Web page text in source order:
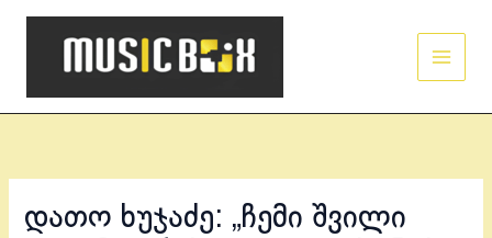
Skip
დათო ხუჯაძე: „ჩემი შვილი